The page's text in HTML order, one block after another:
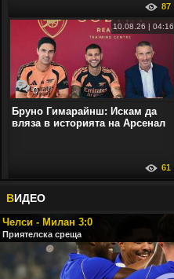
87
0
10.08.26 | 04:16
Бруно Гимарайнш: Искам да
вляза в историята на Арсенал
61
ВИДЕО
Челси - Милан 3:0
Приятелска среща